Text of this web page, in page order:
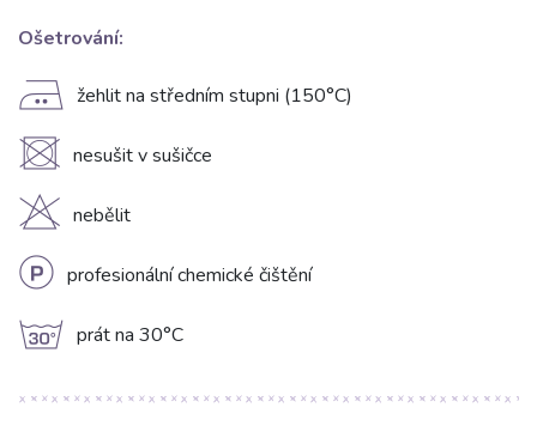
Ošetrování:
E žehlit na středním stupni (150°C)
U nesušit v sušičce
H nebělit
L profesionální chemické čištění
g prát na 30°C